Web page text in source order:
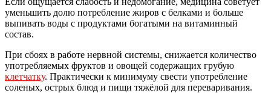
уменьшить долю потребление жиров с белками и больше
выпивать воды с продуктами богатыми на витаминный
состав.
При сбоях в работе нервной системы, снижается количество
употребляемых фруктов и овощей содержащих грубую
клетчатку. Практически к минимуму свести употребление
соленых, острых блюд и пищи тяжёлой для переваривания.